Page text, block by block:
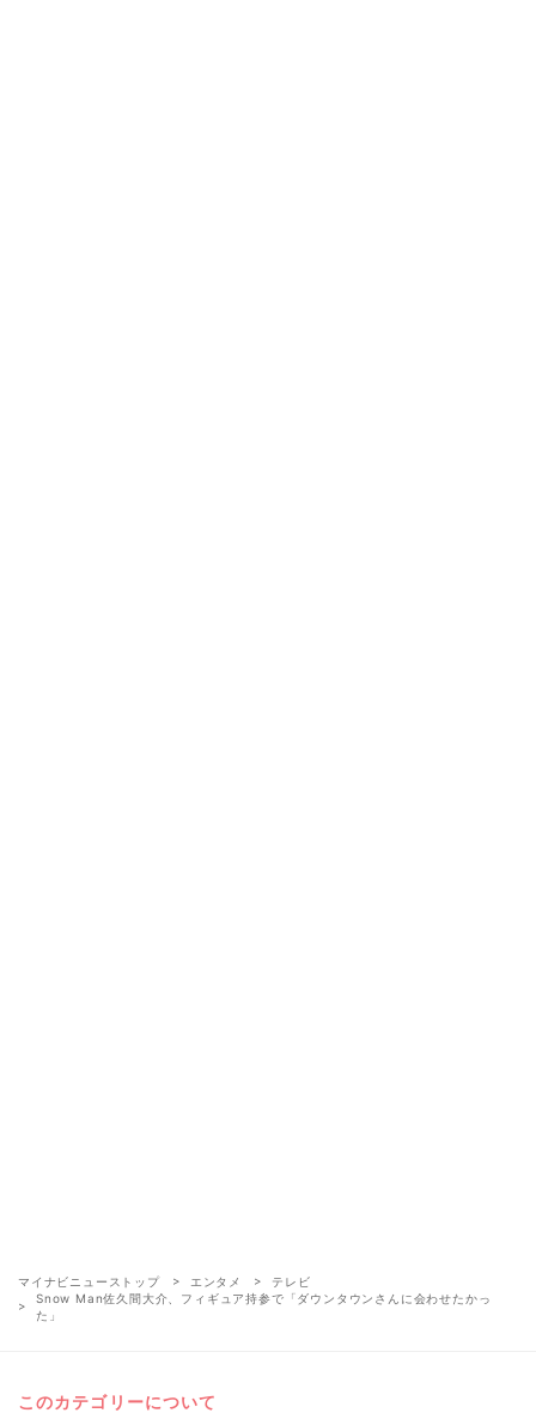
マイナビニューストップ エンタメ
テレビ
Snow Man佐久間大介、フィギュア持参で「ダウンタウンさんに会わせたかっ
た」
このカテゴリーについて